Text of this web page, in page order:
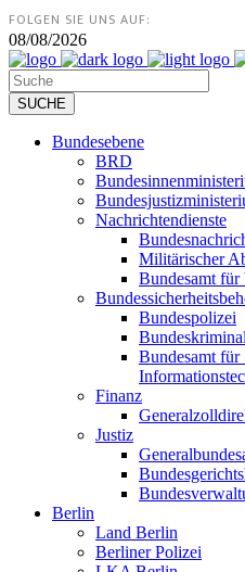
FOLGEN SIE UNS AUF:
08/08/2026
Bundesebene
BRD
Nachrichtendienste
Militärischer
Bundesamt für
Bundespolizei
Bundesamt für
Finanz
Justiz
Berlin
Land Berlin
Berliner Polizei